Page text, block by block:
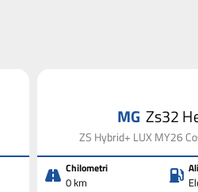
MG Zs32
ZS Hybrid+ LUX MY26
Chilometri
0 km